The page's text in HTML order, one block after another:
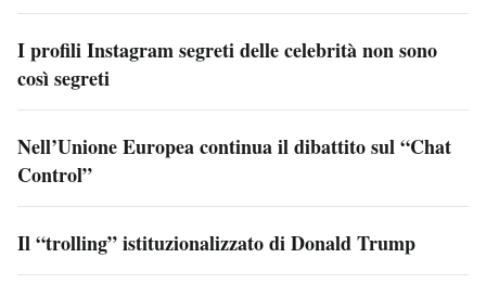
I profili Instagram segreti delle celebrità non sono
così segreti
Nell’Unione Europea continua il dibattito sul “Chat
Control”
Il “trolling” istituzionalizzato di Donald Trump